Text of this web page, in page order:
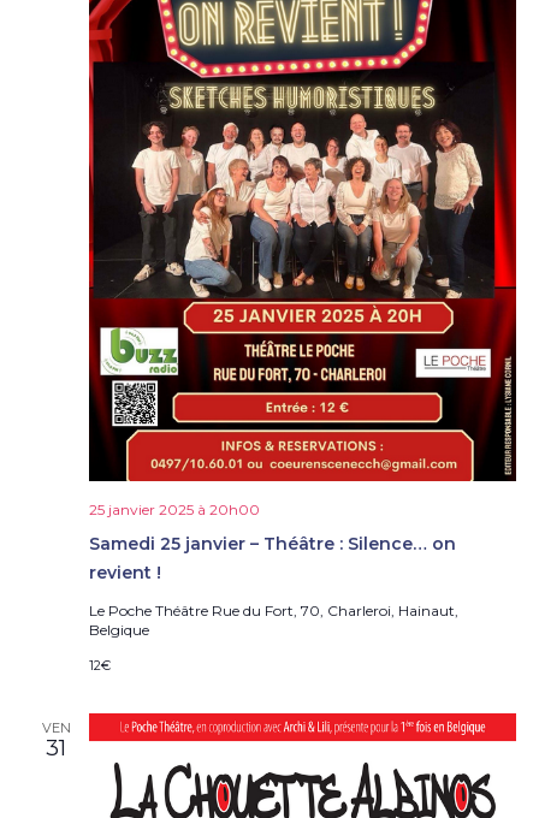
Samedi 25 janvier – Théâtre : Silence… on
revient !
25 janvier 2025 à 20h00
Le Poche Théâtre Rue du Fort, 70, Charleroi, Hainaut,
Belgique
12€
VEN
31